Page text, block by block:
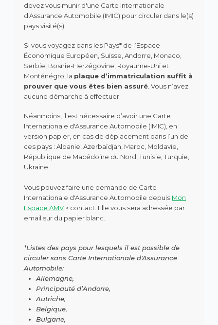
devez vous munir d'une Carte Internationale
d'Assurance Automobile (IMIC) pour circuler dans le(s)
pays visité(s).
Si vous voyagez dans les Pays* de l’Espace
Économique Européen, Suisse, Andorre, Monaco,
Serbie, Bosnie-Herzégovine, Royaume-Uni et
Monténégro, la plaque d’immatriculation suffit à
prouver que vous êtes bien assuré. Vous n’avez
aucune démarche à effectuer.
Néanmoins, il est nécessaire d’avoir une Carte
Internationale d'Assurance Automobile (IMIC), en
version papier, en cas de déplacement dans l’un de
ces pays : Albanie, Azerbaïdjan, Maroc, Moldavie,
République de Macédoine du Nord, Tunisie, Turquie,
Ukraine.
Vous pouvez faire une demande de Carte
Internationale d'Assurance Automobile depuis Mon
Espace AMV> contact. Elle vous sera adressée par
email sur du papier blanc.
*Listes des pays pour lesquels il est possible de
circuler sans Carte Internationale d'Assurance
Automobile:
Allemagne,
Principauté d’Andorre,
Autriche,
Belgique,
Bulgarie,